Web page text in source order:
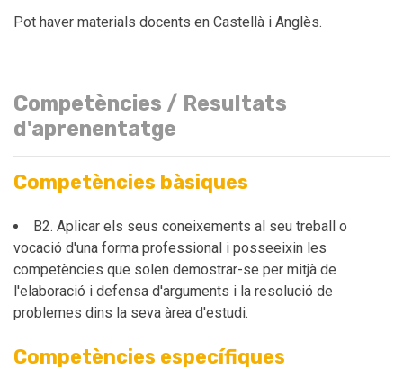
Pot haver materials docents en Castellà i Anglès.
Competències / Resultats
d'aprenentatge
Competències bàsiques
B2. Aplicar els seus coneixements al seu treball o
vocació d'una forma professional i posseeixin les
competències que solen demostrar-se per mitjà de
l'elaboració i defensa d'arguments i la resolució de
problemes dins la seva àrea d'estudi.
Competències específiques